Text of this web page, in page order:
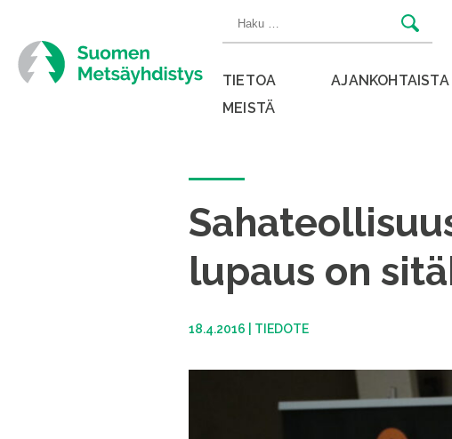
sisältöön
Haku:
TIETOA
MEISTÄ
AJANKOHTAISTA
lupaus on
18.4.2016 TIEDOTE